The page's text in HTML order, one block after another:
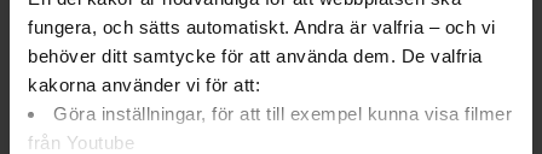
fungera, och sätts automatiskt. Andra är valfria – och vi
behöver ditt samtycke för att använda dem. De valfria
kakorna använder vi för att:
Göra inställningar, för att till exempel kunna visa filmer
från Youtube
Arbetsplatsen som fått diplom för
friskvård